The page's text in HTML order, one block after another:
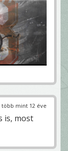
több mint 12 éve
is, most